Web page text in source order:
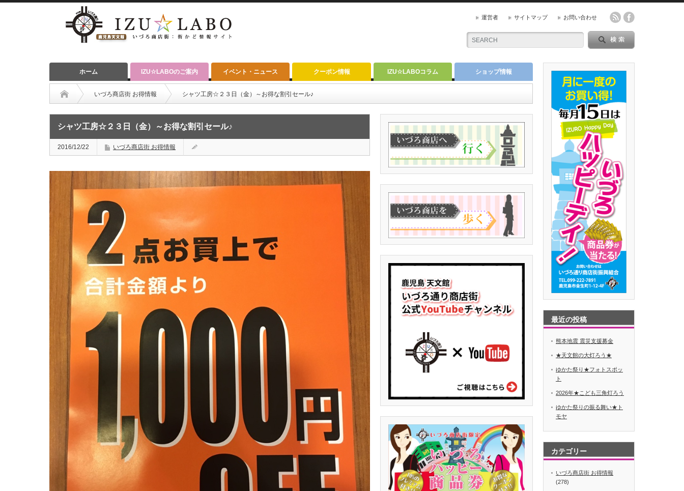
運営者 サイトマップ お問い合わせ
ホーム IZU☆LABOのご案内 イベント・ニュース クーポン情報 IZU☆LABOコラム ショップ情報
いづろ商店街 お得情報 シャツ工房☆２３日（金）～お得な割引セール♪
シャツ工房☆２３日（金）～お得な割引セール♪
2016/12/22 いづろ商店街 お得情報
最近の投稿
熊本地震 震災支援募金
★天文館の大灯ろう★
ゆかた祭り★フォトスポッ
ト
2026年★こども三角灯ろう
ゆかた祭りの振る舞い★ト
モヤ
カテゴリー
いづろ商店街 お得情報
(278)